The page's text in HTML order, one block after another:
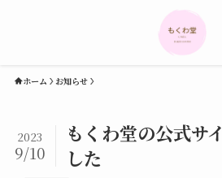
ホーム お知らせ
もくわ堂の公式サ
した
2023
9/10